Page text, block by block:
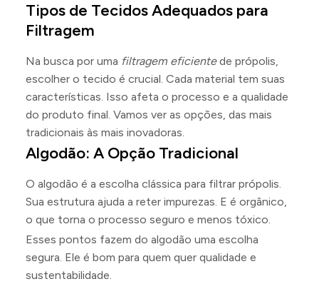
Tipos de Tecidos Adequados para
Filtragem
Na busca por uma filtragem eficientede própolis,
escolher o tecido é crucial. Cada material tem suas
características. Isso afeta o processo e a qualidade
do produto final. Vamos ver as opções, das mais
tradicionais às mais inovadoras.
Algodão: A Opção Tradicional
O algodão é a escolha clássica para filtrar própolis.
Sua estrutura ajuda a reter impurezas. E é orgânico,
o que torna o processo seguro e menos tóxico.
Esses pontos fazem do algodão uma escolha
segura. Ele é bom para quem quer qualidade e
sustentabilidade.